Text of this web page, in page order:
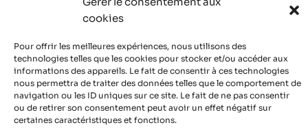
cookies
Pour offrir les meilleures expériences, nous utilisons des
technologies telles que les cookies pour stocker et/ou accéder aux
informations des appareils. Le fait de consentir à ces technologies
nous permettra de traiter des données telles que le comportement de
navigation ou les ID uniques sur ce site. Le fait de ne pas consentir
ou de retirer son consentement peut avoir un effet négatif sur
certaines caractéristiques et fonctions.
Découvrir nos partenaires, réseaux, soutiens
Mentions légales
Politique de confidentialité
Contact
Organisme de formation certifié QUALIOPI